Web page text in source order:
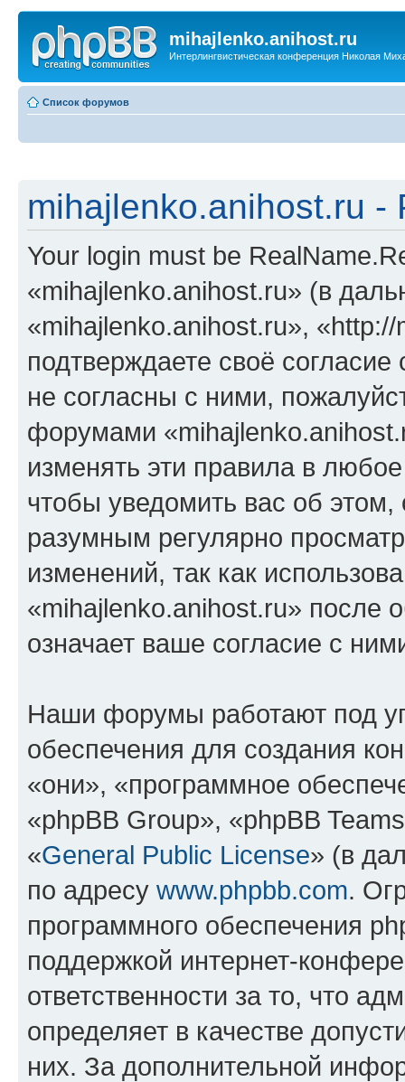
mihajlenko.anihost.ru
Интерлингвистическая конференция Николая
Список форумов
mihajlenko.anihost.ru -
Your login must be
«mihajlenko.anihost.ru» (в
«mihajlenko.anihost.ru»,
подтверждаете своё
не согласны с ними,
форумами
изменять эти правила в
чтобы уведомить вас об
разумным регулярно
изменений, так как
«mihajlenko.anihost.ru» после
означает ваше согласие с
Наши форумы работают под
обеспечения для создания
«они», «программное
«phpBB Group», «phpBB
«General Public License» (в
по адресу www.phpbb.com.
программного обеспечения
поддержкой интернет-
ответственности за то, что
определяет в качестве
них. За дополнительной